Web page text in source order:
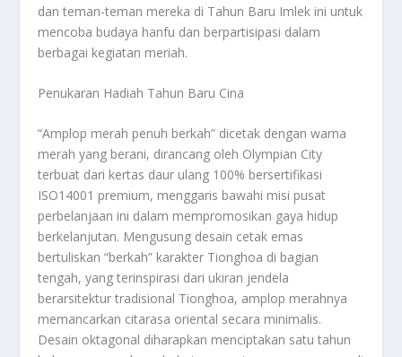
dan teman-teman mereka di Tahun Baru Imlek ini untuk
mencoba budaya hanfu dan berpartisipasi dalam
berbagai kegiatan meriah.
Penukaran Hadiah Tahun Baru Cina
“Amplop merah penuh berkah” dicetak dengan warna
merah yang berani, dirancang oleh Olympian City
terbuat dari kertas daur ulang 100% bersertifikasi
ISO14001 premium, menggaris bawahi misi pusat
perbelanjaan ini dalam mempromosikan gaya hidup
berkelanjutan. Mengusung desain cetak emas
bertuliskan “berkah” karakter Tionghoa di bagian
tengah, yang terinspirasi dari ukiran jendela
berarsitektur tradisional Tionghoa, amplop merahnya
memancarkan citarasa oriental secara minimalis.
Desain oktagonal diharapkan menciptakan satu tahun